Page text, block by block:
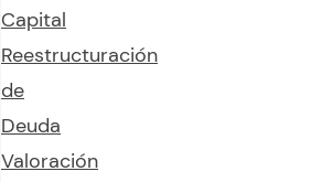
Capital
Reestructuración
de
Deuda
Valoración